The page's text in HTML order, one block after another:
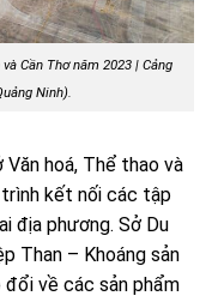
Cần Thơ năm 2023 | Cảng
Ninh).
Văn hoá, Thể thao và
kết nối các tập
địa phương. Sở Du
Than – Khoáng sản
về các sản phẩm